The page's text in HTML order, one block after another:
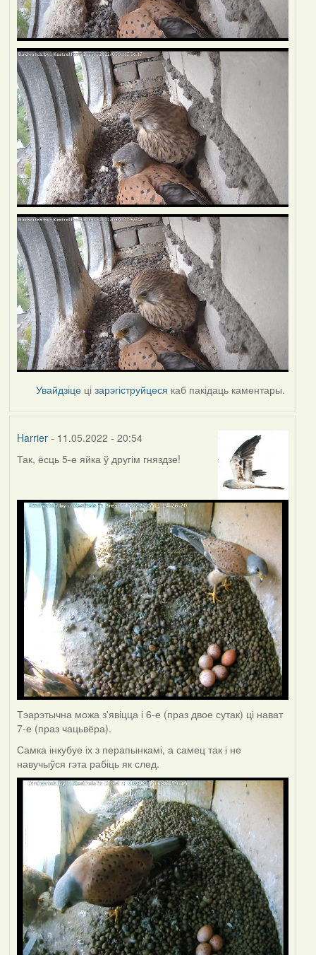
Увайдзіце цізарэгіструйцеся каб пакідаць каментары.
Harrier- 11.05.2022 - 20:54
Так, ёсць 5-е яйка ў другім гняздзе!
Тэарэтычна можа з'явіцца і 6-е (праз двое сутак) ці нават
7-е (праз чацьвёра).
Самка інкубуе іх з перапынкамі, а самец так і не
навучыўся гэта рабіць як след.